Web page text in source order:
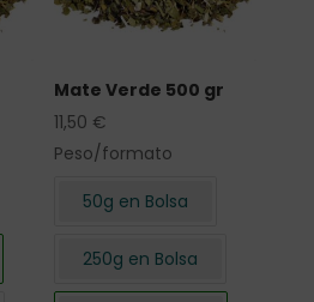
Mate Verde 500 gr
11,50 €
Peso/formato
50g en Bolsa
250g en Bolsa